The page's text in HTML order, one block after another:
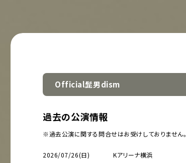
FAQ
アーティスト・イベント一覧
公演日カレンダー
Official髭男dism
過去の公演情報
※過去公演に関する問合せはお受けしておりません。
2026/07/26(日) Kアリーナ横浜